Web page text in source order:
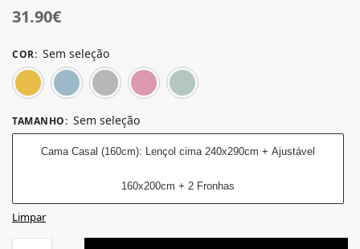
31.90€
COR: Sem seleção
AmareloAzul Cinza
TAMANHO: Sem seleção
Cama Casal (160cm): Lençol cima 240x290cm + Ajustável
160x200cm + 2 Fronhas
Limpar